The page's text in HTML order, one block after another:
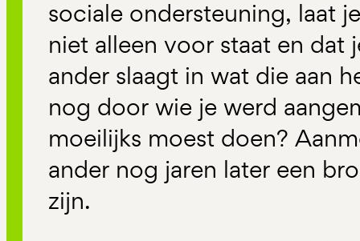
sociale ondersteuning, laat
niet alleen voor staat en dat
ander slaagt in wat die aan
nog door wie je werd
moeilijks moest doen?
ander nog jaren later een
zijn.